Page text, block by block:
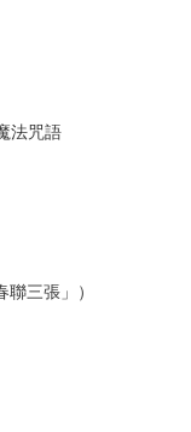
法咒語
三張」）